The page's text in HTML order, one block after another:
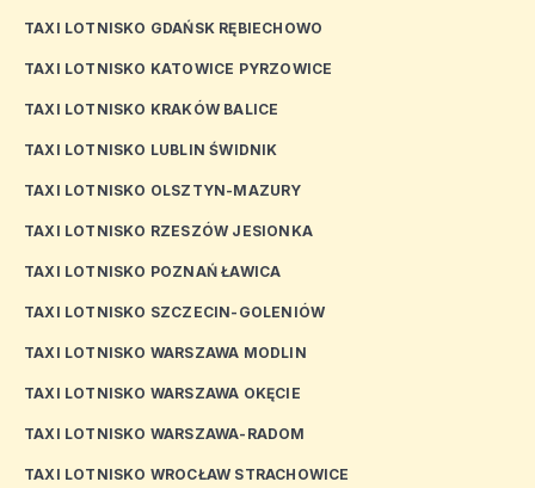
TAXI LOTNISKO GDAŃSK RĘBIECHOWO
TAXI LOTNISKO KATOWICE PYRZOWICE
TAXI LOTNISKO KRAKÓW BALICE
TAXI LOTNISKO LUBLIN ŚWIDNIK
TAXI LOTNISKO OLSZTYN-MAZURY
TAXI LOTNISKO RZESZÓW JESIONKA
TAXI LOTNISKO POZNAŃ ŁAWICA
TAXI LOTNISKO SZCZECIN-GOLENIÓW
TAXI LOTNISKO WARSZAWA MODLIN
TAXI LOTNISKO WARSZAWA OKĘCIE
TAXI LOTNISKO WARSZAWA-RADOM
TAXI LOTNISKO WROCŁAW STRACHOWICE